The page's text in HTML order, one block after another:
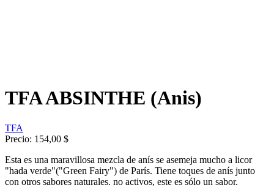
TFA ABSINTHE (Anis)
TFA
Precio: 154,00 $
Esta es una maravillosa mezcla de anís se asemeja mucho a licor
"hada verde"("Green Fairy") de París. Tiene toques de anís junto
con otros sabores naturales. no activos, este es sólo un sabor.